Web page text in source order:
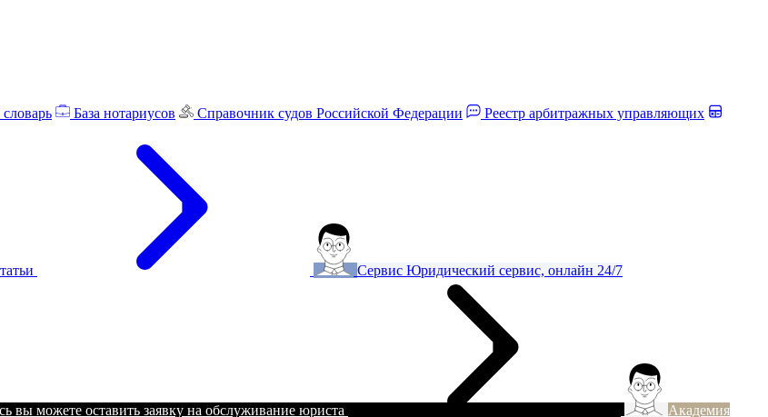
База нотариусов Справочник судов Российской Федерации
Реестр арбитражных управляющих
Сервис Юридический сервис, онлайн 24/7
вы можете оставить заявку на обслуживание юриста Академия